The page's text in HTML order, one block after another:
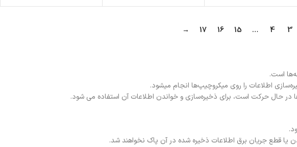
3
4
…
15
16
17
→
در حال حرکت است، برای ذخیره‌سازی و خواندن اطلاعات آن استفاده می شود.
یا قطع جریان برق اطلاعات ذخیره شده در آن پاک نخواهند شد.